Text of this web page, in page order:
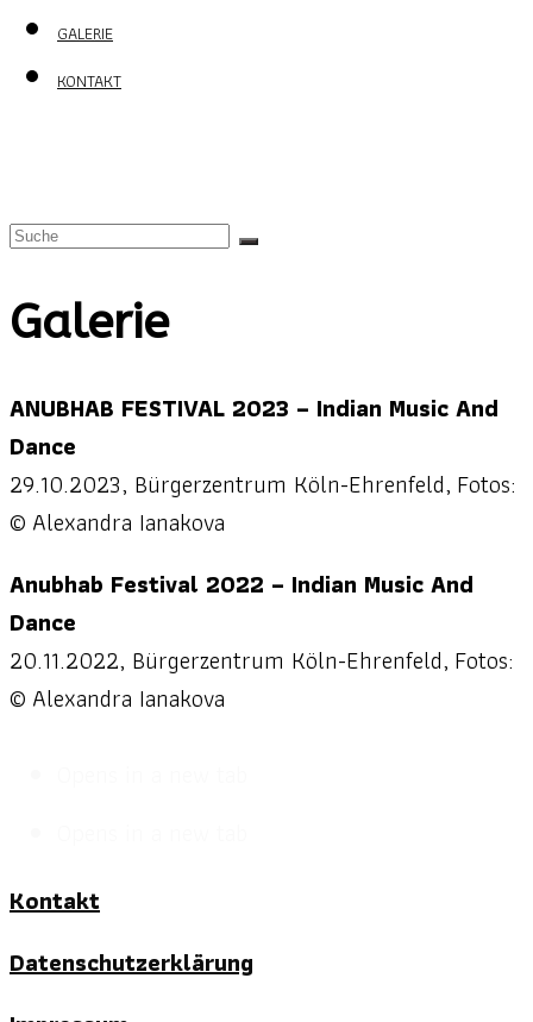
GALERIE
KONTAKT
Galerie
ANUBHAB FESTIVAL 2023 – Indian Music And
Dance
29.10.2023, Bürgerzentrum Köln-Ehrenfeld, Fotos:
© Alexandra Ianakova
Anubhab Festival 2022 – Indian Music And
Dance
20.11.2022, Bürgerzentrum Köln-Ehrenfeld, Fotos:
© Alexandra Ianakova
Kontakt
Datenschutzerklärung